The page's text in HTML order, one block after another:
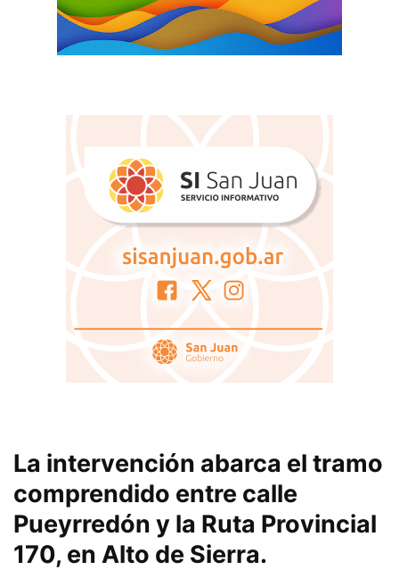
La intervención abarca el tramo
comprendido entre calle
Pueyrredón y la Ruta Provincial
170, en Alto de Sierra.